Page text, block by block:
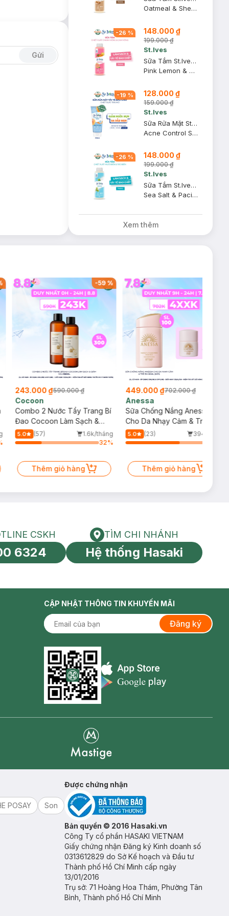
Gửi
Oatmeal & Shea Butter Soothing Body Wash (New Packaging)
-26 % 148.000 ₫
199.000 ₫
St.Ives
Sữa Tắm St.Ives Tẩy Tế Bào Chết Hương Cam Chanh 700ml
Pink Lemon & Mandarin Orange Exfoliating Body Wash (New Packaging)
-19 % 128.000 ₫
159.000 ₫
St.Ives
Sữa Rửa Mặt St.Ives Tẩy Tế Bào Chết Trái Mơ Ngừa Mụn 170g
Acne Control Scrub Apricot
-26 % 148.000 ₫
199.000 ₫
St.Ives
Sữa Tắm St.Ives Tẩy Tế Bào Chết Hương Muối Biển 700ml
Sea Salt & Pacific Kelp Purifying Exfoliating Body Wash (New Packaging)
Xem thêm
-59%
243.000 ₫590.000 ₫
Cocoon
Combo 2 Nước Tẩy Trang Bí
Đao Cocoon Làm Sạch &
Giảm Dầu 500ml
5.0 (57)
1.6k/tháng
32%
Thêm giỏ hàng
449.000 ₫702.000 ₫
Anessa
Sữa Chống Nắng Anessa
Cho Da Nhạy Cảm & Trẻ Em
60ml (Mới)
5.0 (23)
394/tháng
Thêm giỏ hàng
toàn cầu
HOTLINE CSKH
CSKH
6324
Tìm chi nhánh
TÌM CHI NHÁNH
Hệ thống Hasaki
CẬP NHẬT THÔNG TIN KHUYẾN MÃI
Đăng ký
Appstore icon
POSAY
Son
Được chứng nhận
Bản quyền © 2016 Hasaki.vn
Công Ty cổ phần HASAKI VIETNAM
Giấy chứng nhận Đăng ký Kinh doanh số
0313612829 do Sở Kế hoạch và Đầu tư
Thành phố Hồ Chí Minh cấp ngày
13/01/2016
Trụ sở: 71 Hoàng Hoa Thám, Phường Tân
Bình, Thành phố Hồ Chí Minh